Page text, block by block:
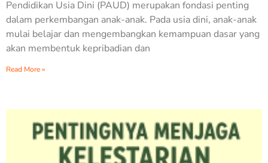
Pendidikan Usia Dini (PAUD) merupakan fondasi penting
dalam perkembangan anak-anak. Pada usia dini, anak-anak
mulai belajar dan mengembangkan kemampuan dasar yang
akan membentuk kepribadian dan
Read More »